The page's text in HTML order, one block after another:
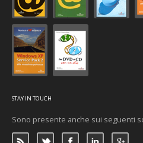
STAY IN TOUCH
Sono presente anche sui seguenti